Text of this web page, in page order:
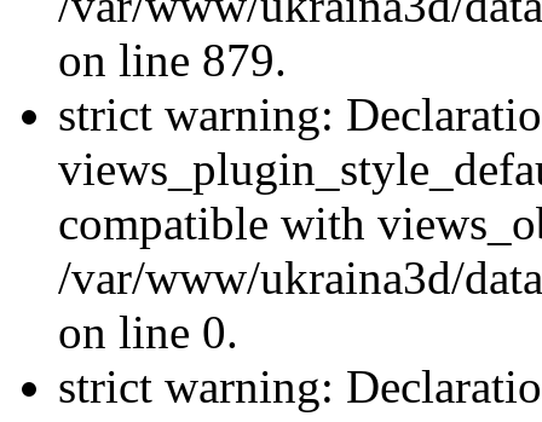
on line 879.
strict warning:
compatible with
/var/www/ukraina3d/
on line 0.
strict warning: